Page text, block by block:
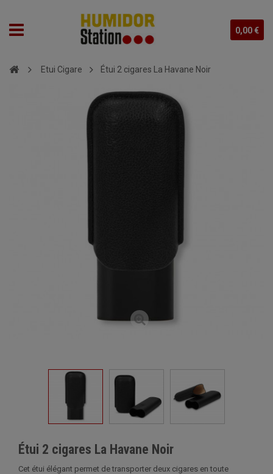
0,00 €
Etui Cigare Étui 2 cigares La Havane Noir
Étui 2 cigares La Havane Noir
Cet étui élégant permet de transporter deux cigares en toute